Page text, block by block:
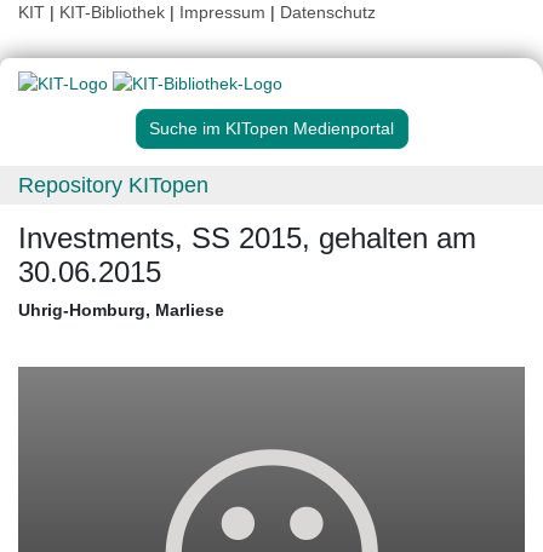
KIT | KIT-Bibliothek | Impressum | Datenschutz
Suche im KITopen Medienportal
Repository KITopen
Investments, SS 2015, gehalten am
30.06.2015
Uhrig-Homburg, Marliese